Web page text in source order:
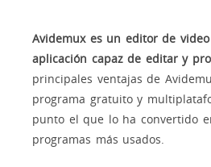
Avidemux es un editor de
aplicación capaz de editar y
principales ventajas de
programa gratuito y
punto el que lo ha convertido
programas más usados.